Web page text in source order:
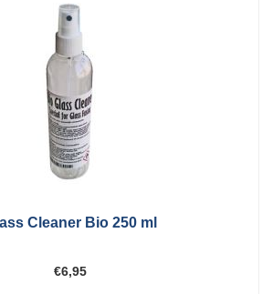
Cleaner Bio 250 ml
€6,95